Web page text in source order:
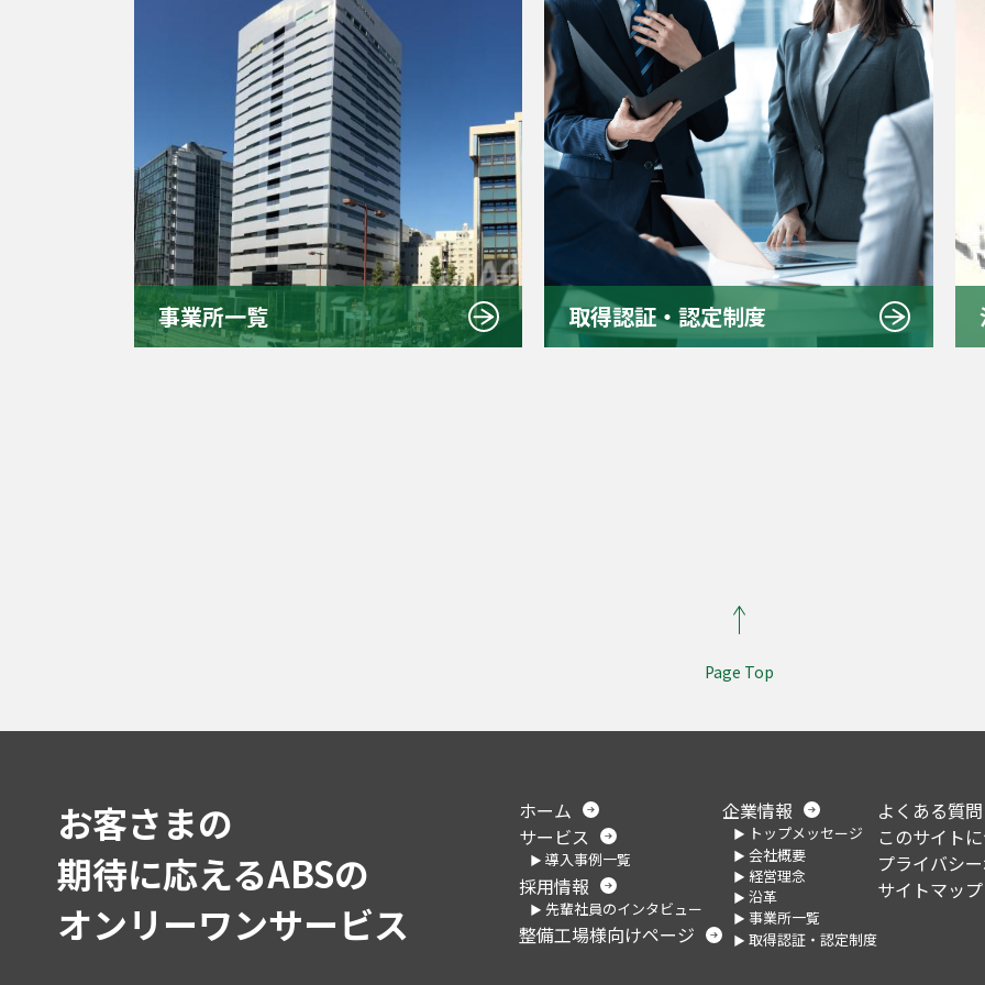
事業所一覧 取得認証・認定制度
Page Top
お客さまの
期待に応えるABSの
オンリーワンサービス
ホーム
サービス
導入事例一覧
採用情報
先輩社員のインタビュー
整備工場様向けページ
企業情報
トップメッセージ
会社概要
経営理念
沿革
事業所一覧
取得認証・認定制度
よくある質問
このサイト
プライバシ
サイトマップ